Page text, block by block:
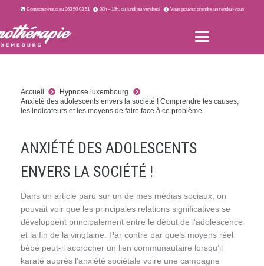
Contactez-nous au 063 50 03 51 08h – 19h, du lundi au vendredi Vous pouvez prendre un rendez-vous
Accueil
Hypnose luxembourg
Anxiété des adolescents envers la société ! Comprendre les causes,
les indicateurs et les moyens de faire face à ce problème.
ANXIÉTÉ DES ADOLESCENTS
ENVERS LA SOCIÉTÉ !
Dans un article paru sur un de mes médias sociaux, on
pouvait voir que les principales relations significatives se
développent principalement entre le début de l’adolescence
et la fin de la vingtaine. Par contre par quels moyens réel
bébé peut-il accrocher un lien communautaire lorsqu’il
karaté auprès l’anxiété sociétale voire une campagne